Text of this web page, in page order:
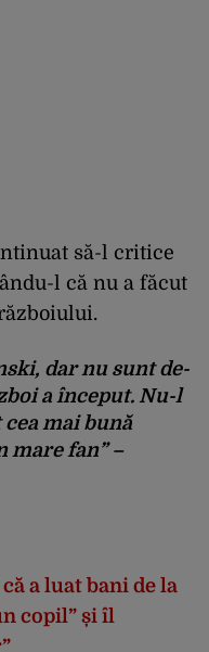
să-l critice
l că nu a făcut
dar nu sunt de-
a început. Nu-l
mai bună
mare fan” –
a luat bani de la
copil” și îl